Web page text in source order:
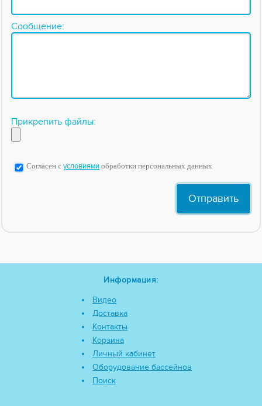
Сообщение:
Прикрепить файлы:
Согласен с условиями обработки персональных данных
Информация:
Видео
Доставка
Контакты
Корзина
Личный кабинет
Оборудование бассейнов
Поиск